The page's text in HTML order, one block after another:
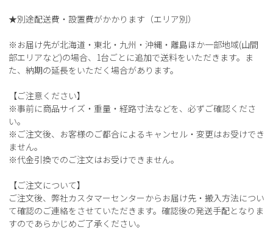
★別途配送費・設置費がかかります（エリア別）
※お届け先が北海道・東北・九州・沖縄・離島ほか一部地域(山間
部エリアなど)の場合、1台ごとに追加で送料をいただきます。ま
た、納期の延長をいただく場合があります。
【ご注意ください】
※事前に商品サイズ・重量・経路寸法などを、必ずご確認くださ
い。
※ご注文後、お客様のご都合によるキャンセル・変更はお受けでき
ません。
※代金引換でのご注文はお受けできません。
【ご注文について】
ご注文後、弊社カスタマーセンターからお届け先・搬入方法につい
て確認のご連絡をさせていただきます。確認後の発送手配となりま
すのであらかじめご了承ください。